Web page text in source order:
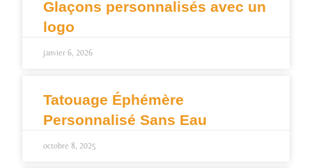
Glaçons personnalisés avec un
logo
janvier 6, 2026
Tatouage Éphémère
Personnalisé Sans Eau
octobre 8, 2025